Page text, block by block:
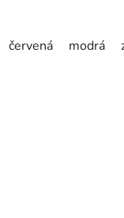
červená modrá